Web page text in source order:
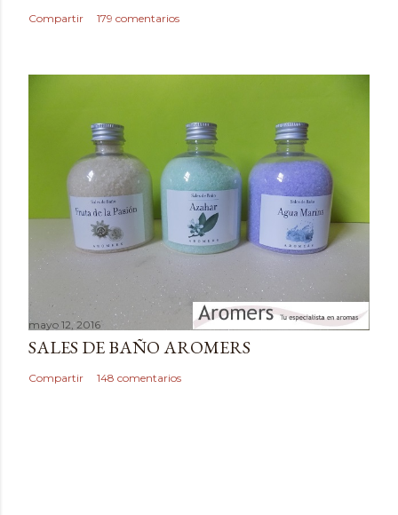
Compartir 179 comentarios
mayo 12, 2016
SALES DE BAÑO AROMERS
Compartir 148 comentarios